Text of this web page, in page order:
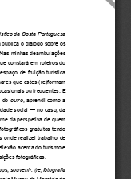
da Costa Portuguesa
o diálogo sobre os
minhas deambulações
constará em roteiros do
de fruição turística
que estes (re)formam
ou frequentes. E
do outro, aprendi como a
social — no caso, da
da perspetiva de quem
gratuitos tendo
onde realizei trabalho de
acerca do turismo e
fotográficas.
souvenir: (re)fotografia